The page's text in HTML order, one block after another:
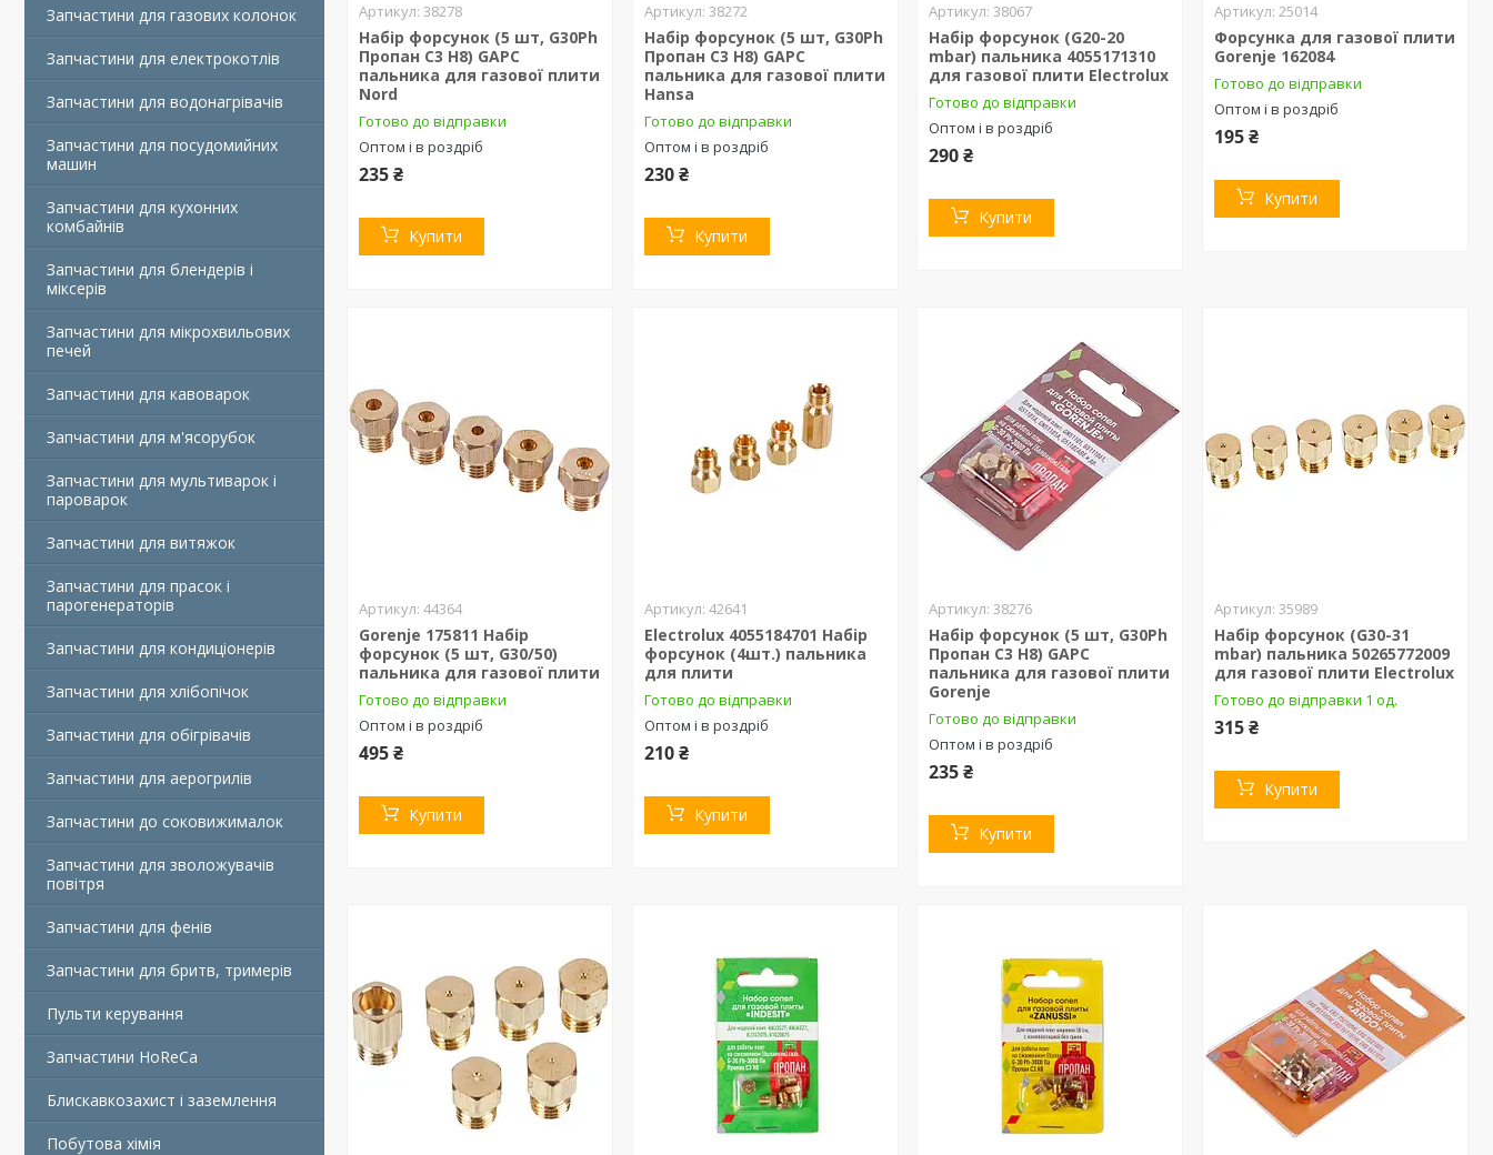
Запчастини для газових колонок
Запчастини для електрокотлів
Запчастини для водонагрівачів
Запчастини для посудомийних
машин
Запчастини для кухонних
комбайнів
Запчастини для блендерів і
міксерів
Запчастини для мікрохвильових
печей
Запчастини для кавоварок
Запчастини для м'ясорубок
Запчастини для мультиварок і
пароварок
Запчастини для витяжок
Запчастини для прасок і
парогенераторів
Запчастини для кондиціонерів
Запчастини для хлібопічок
Запчастини для обігрівачів
Запчастини для аерогрилів
Запчастини до соковижималок
Запчастини для зволожувачів
повітря
Запчастини для фенів
Запчастини для бритв, тримерів
Пульти керування
Запчастини HoReCa
Блискавкозахист і заземлення
Побутова хімія
38278
Набір форсунок (5 шт, G30Ph
Пропан C3 H8) GAPC
пальника для газової плити
Nord
Готово до відправки
Оптом і в роздріб
235 ₴
Купити
38272
Набір форсунок (5 шт, G30Ph
Пропан C3 H8) GAPC
пальника для газової плити
Hansa
Готово до відправки
Оптом і в роздріб
230 ₴
Купити
38067
Набір форсунок (G20-20
mbar) пальника 4055171310
для газової плити Electrolux
Готово до відправки
Оптом і в роздріб
290 ₴
Купити
25014
Форсунка для газової плити
Gorenje 162084
Готово до відправки
Оптом і в роздріб
195 ₴
Купити
44364
Gorenje 175811 Набір
форсунок (5 шт, G30/50)
пальника для газової плити
Готово до відправки
Оптом і в роздріб
495 ₴
Купити
42641
Electrolux 4055184701 Набір
форсунок (4шт.) пальника
для плити
Готово до відправки
Оптом і в роздріб
210 ₴
Купити
38276
Набір форсунок (5 шт, G30Ph
Пропан C3 H8) GAPC
пальника для газової плити
Gorenje
Готово до відправки
Оптом і в роздріб
235 ₴
Купити
35989
Набір форсунок (G30-31
mbar) пальника 50265772009
для газової плити Electrolux
Готово до відправки 1 од.
315 ₴
Купити